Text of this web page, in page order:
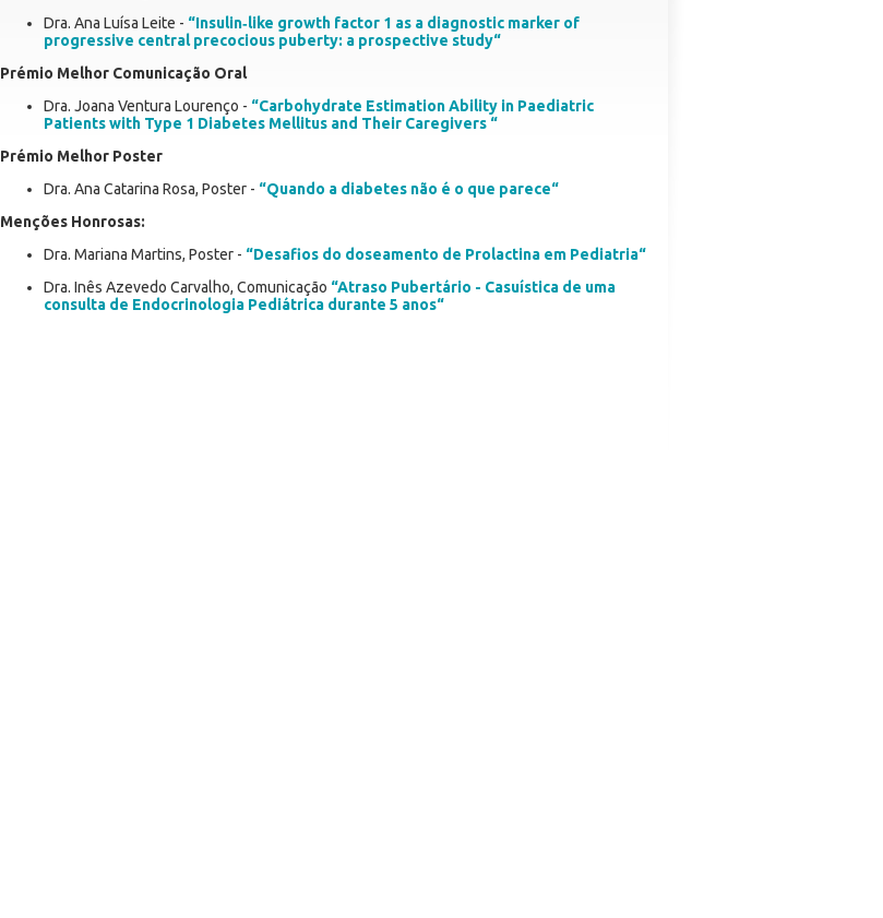
Dra. Ana Luísa Leite - “Insulin‑like growth factor 1 as a diagnostic marker of
progressive central precocious puberty: a prospective study“
Prémio Melhor Comunicação Oral
Dra. Joana Ventura Lourenço - “Carbohydrate Estimation Ability in Paediatric
Patients with Type 1 Diabetes Mellitus and Their Caregivers “
Prémio Melhor Poster
Dra. Ana Catarina Rosa, Poster - “Quando a diabetes não é o que parece“
Menções Honrosas:
Dra. Mariana Martins, Poster - “Desafios do doseamento de Prolactina em Pediatria“
Dra. Inês Azevedo Carvalho, Comunicação “Atraso Pubertário - Casuística de uma
consulta de Endocrinologia Pediátrica durante 5 anos“